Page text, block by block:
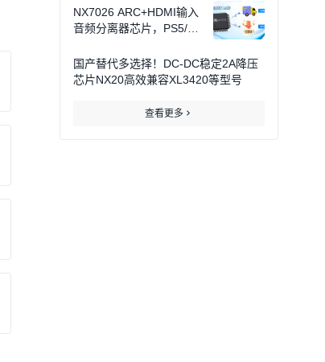
NX7026 ARC+HDMI输入
音频分离器芯片，PS5/P
国产替代多选择！DC-DC稳定2A降压
芯片NX20高效兼容XL3420等型号
查看更多